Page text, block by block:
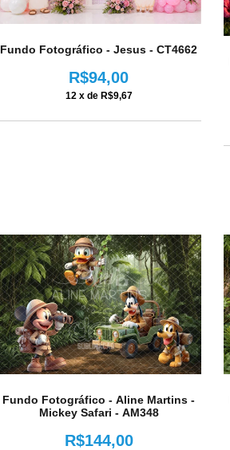
Fundo Fotográfico - Jesus - CT4662
R$94,00
12 x de R$9,67
Fundo Fotográfico - Aline Martins -
Mickey Safari - AM348
R$144,00